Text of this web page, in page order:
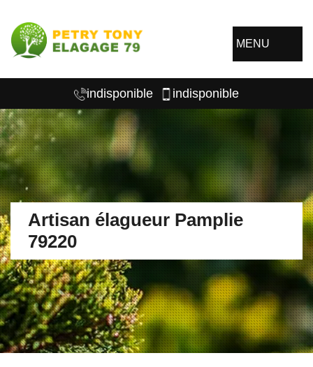
MENU
indisponible indisponible
Artisan élagueur Pamplie
79220